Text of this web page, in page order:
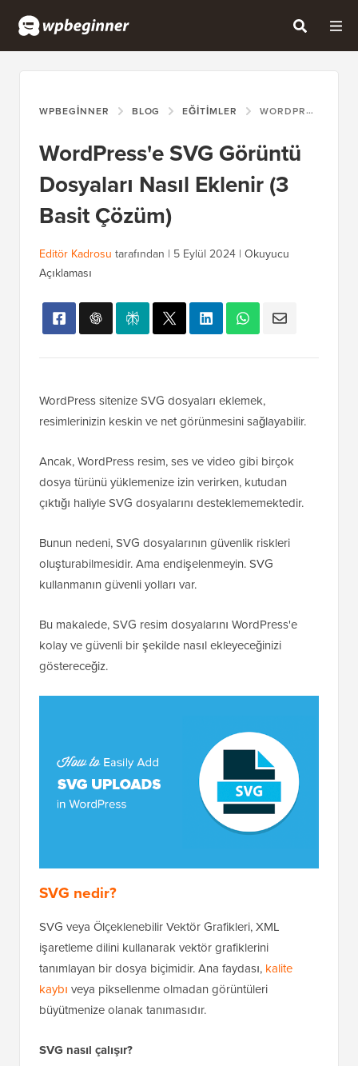
WPBEGINNER BLOG EĞITIMLER WORDPRESS'E SVG GÖRÜNTÜ DOSYALARI NASIL EKLENIR (3 BASIT ÇÖZÜM)
WordPress'e SVG Görüntü
Dosyaları Nasıl Eklenir (3
Basit Çözüm)
Editör Kadrosu tarafından | 5 Eylül 2024 | Okuyucu
Açıklaması
WordPress sitenize SVG dosyaları eklemek,
resimlerinizin keskin ve net görünmesini sağlayabilir.
Ancak, WordPress resim, ses ve video gibi birçok
dosya türünü yüklemenize izin verirken, kutudan
çıktığı haliyle SVG dosyalarını desteklememektedir.
Bunun nedeni, SVG dosyalarının güvenlik riskleri
oluşturabilmesidir. Ama endişelenmeyin. SVG
kullanmanın güvenli yolları var.
Bu makalede, SVG resim dosyalarını WordPress'e
kolay ve güvenli bir şekilde nasıl ekleyeceğinizi
göstereceğiz.
SVG nedir?
SVG veya Ölçeklenebilir Vektör Grafikleri, XML
işaretleme dilini kullanarak vektör grafiklerini
tanımlayan bir dosya biçimidir. Ana faydası, kalite
kaybı veya piksellenme olmadan görüntüleri
büyütmenize olanak tanımasıdır.
SVG nasıl çalışır?